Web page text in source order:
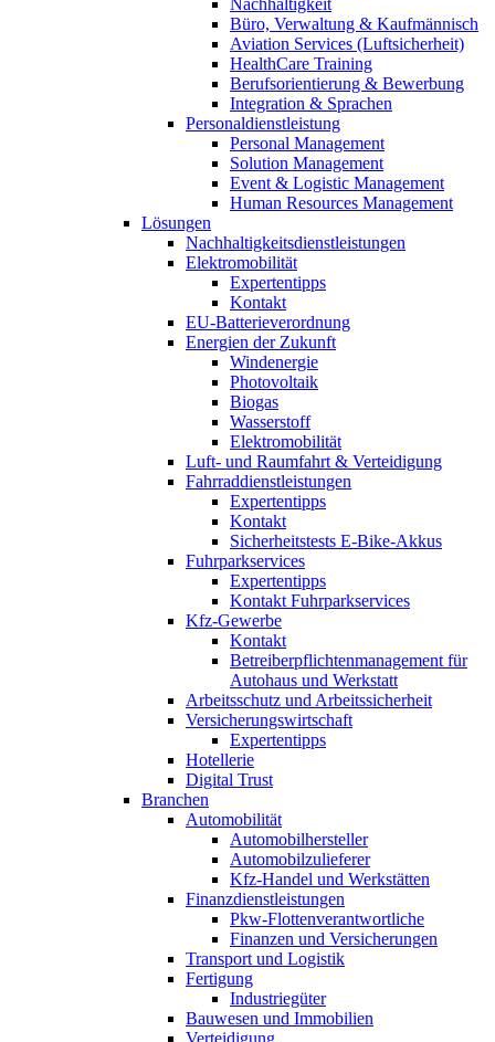
Büro, Verwaltung & Kaufmännisch
Aviation Services (Luftsicherheit)
HealthCare Training
Berufsorientierung & Bewerbung
Integration & Sprachen
Personaldienstleistung
Personal Management
Solution Management
Event & Logistic Management
Human Resources Management
Lösungen
Nachhaltigkeitsdienstleistungen
Elektromobilität
Expertentipps
Kontakt
EU-Batterieverordnung
Energien der Zukunft
Windenergie
Photovoltaik
Biogas
Wasserstoff
Elektromobilität
Luft- und Raumfahrt & Verteidigung
Fahrraddienstleistungen
Expertentipps
Kontakt
Sicherheitstests E-Bike-Akkus
Fuhrparkservices
Expertentipps
Kontakt Fuhrparkservices
Kfz-Gewerbe
Kontakt
Betreiberpflichtenmanagement für
Autohaus und Werkstatt
Arbeitsschutz und Arbeitssicherheit
Versicherungswirtschaft
Expertentipps
Hotellerie
Digital Trust
Branchen
Automobilität
Automobilhersteller
Automobilzulieferer
Kfz-Handel und Werkstätten
Finanzdienstleistungen
Pkw‑Flottenverantwortliche
Finanzen und Versicherungen
Transport und Logistik
Fertigung
Industriegüter
Bauwesen und Immobilien
Verteidigung